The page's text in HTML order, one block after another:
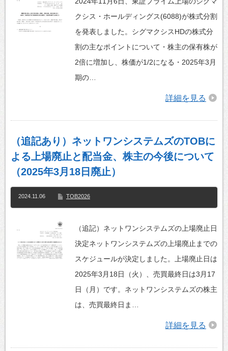
クシス・ホールディングス(6088)が株式分割
を発表しました。シグマクシスHDの株式分
割の主なポイントについて・株主の保有株が
2倍に増加し、株価が1/2になる・2025年3月
期の…
詳細を見る
（追記あり）ネットワンシステムズのTOBに
よる上場廃止と配当金、株主の今後について
（2025年3月18日廃止）
2024.11.06 TOB2026
（追記）ネットワンシステムズの上場廃止日
決定ネットワンシステムズの上場廃止までの
スケジュールが決定しました。上場廃止日は
2025年3月18日（火）、売買最終日は3月17
日（月）です。ネットワンシステムズの株主
は、売買最終日ま…
詳細を見る